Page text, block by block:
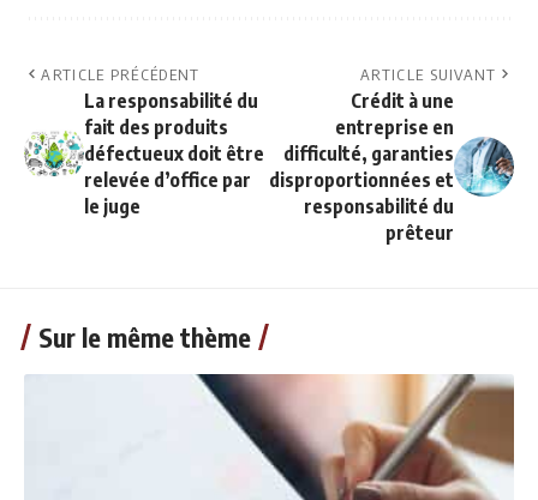
ARTICLE PRÉCÉDENT
La responsabilité du
fait des produits
défectueux doit être
relevée d’office par
le juge
ARTICLE SUIVANT
Crédit à une
entreprise en
difficulté, garanties
disproportionnées et
responsabilité du
prêteur
Sur le même thème